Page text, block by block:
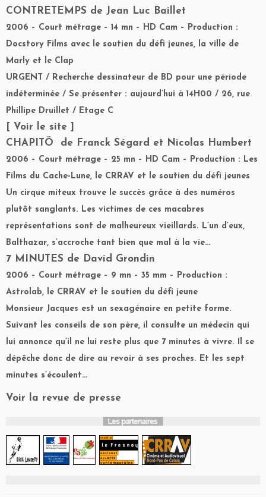
CONTRETEMPS de Jean Luc Baillet
2006 – Court métrage – 14 mn – HD Cam – Production :
Docstory Films avec le soutien du défi jeunes, la ville de
Marly et le Clap
URGENT / Recherche dessinateur de BD pour une période
indéterminée / Se présenter : aujourd’hui à 14H00 / 26, rue
Phillipe Druillet / Etage C
[ Voir le site ]
CHAPITÖ de Franck Ségard et Nicolas Humbert
2006 – Court métrage – 25 mn – HD Cam – Production : Les
Films du Cache-Lune, le CRRAV et le soutien du défi jeunes
Un cirque miteux trouve le succès grâce à des numéros
plutôt sanglants. Les victimes de ces macabres
représentations sont de malheureux vieillards. L’un d’eux,
Balthazar, s’accroche tant bien que mal à la vie…
7 MINUTES de David Grondin
2006 – Court métrage – 9 mn – 35 mm – Production :
Astrolab, le CRRAV et le soutien du défi jeune
Monsieur Jacques est un sexagénaire en petite forme.
Suivant les conseils de son père, il consulte un médecin qui
lui annonce qu’il ne lui reste plus que 7 minutes à vivre. Il se
dépêche donc de dire au revoir à ses proches. Et les sept
minutes s’écoulent…
Voir la revue de presse